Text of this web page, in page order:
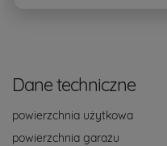
Dane techniczne
powierzchnia użytkowa
powierzchnia garażu